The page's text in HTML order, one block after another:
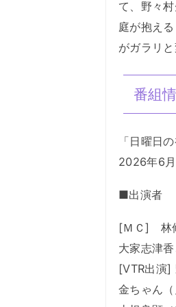
て、野々
庭が抱え
がガラリ
番組
「日曜日
2026年6
■出演者
[ＭＣ] 林
大家志津
[VTR出演]
金ちゃん